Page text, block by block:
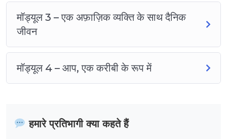
मॉड्यूल 3 – एक अफ़ाज़िक व्यक्ति के साथ दैनिक
जीवन
मॉड्यूल 4 – आप, एक करीबी के रूप में
हमारे प्रतिभागी क्या कहते हैं